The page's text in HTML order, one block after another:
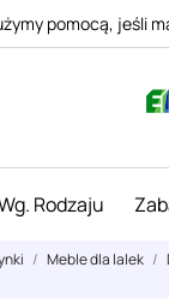
pomocą, jeśli
Rodzaju
Meble dla lalek